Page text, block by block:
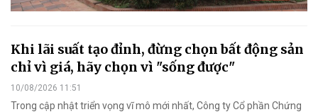
Khi lãi suất tạo đỉnh, đừng chọn bất động sản
chỉ vì giá, hãy chọn vì "sống được"
10/08/2026 11:51
Trong cập nhật triển vọng vĩ mô mới nhất, Công ty Cổ phần Chứng